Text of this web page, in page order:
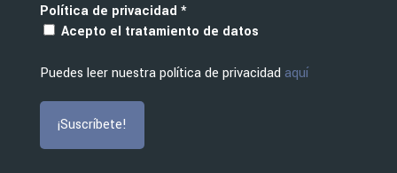
Política de privacidad *
Acepto el tratamiento de datos
Puedes leer nuestra política de privacidad aquí